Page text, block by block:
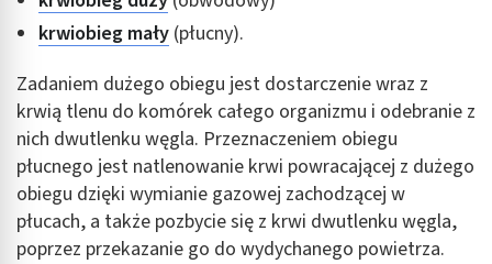
krwiobieg mały (płucny).
Zadaniem dużego obiegu jest dostarczenie wraz z
krwią tlenu do komórek całego organizmu i odebranie z
nich dwutlenku węgla. Przeznaczeniem obiegu
płucnego jest natlenowanie krwi powracającej z dużego
obiegu dzięki wymianie gazowej zachodzącej w
płucach, a także pozbycie się z krwi dwutlenku węgla,
poprzez przekazanie go do wydychanego powietrza.